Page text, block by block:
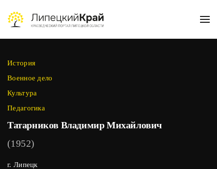
Skip to main content
История
Военное дело
Культура
Педагогика
Татарников Владимир Михайлович
(1952)
г. Липецк